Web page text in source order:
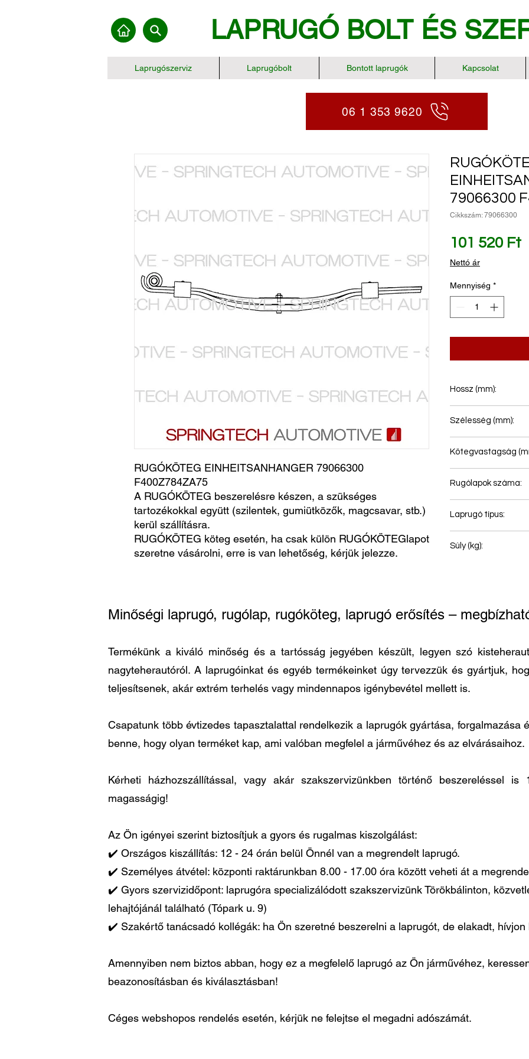
LAPRUGÓ BOLT ÉS
Laprugószerviz Laprugóbolt Bontott laprugók Kapcsolat
06 1 353 9620
RUGÓKÖTEG EINHEITSANHANGER 79066300
F400Z784ZA75
A RUGÓKÖTEG beszerelésre készen, a szükséges
tartozékokkal együtt (szilentek, gumiütközők, magcsavar, stb.)
kerül szállításra.
RUGÓKÖTEG köteg esetén, ha csak külön RUGÓKÖTEGlapot
szeretne vásárolni, erre is van lehetőség, kérjük jelezze.
79066300
Cikkszám: 79066300
101 520 FtÁr
Nettó ár
Mennyiség *
Hossz (mm):
Szélesség (mm):
Kötegvastagság
Rugólapok száma:
Laprugó típus:
Súly (kg):
Minőségi laprugó, rugólap, rugóköteg, laprugó erősítés –
Termékünk a kiváló minőség és a tartósság jegyében készült, legyen szó
nagyteherautóról. A laprugóinkat és egyéb termékeinket úgy tervezzük és gyártjuk,
teljesítsenek, akár extrém terhelés vagy mindennapos igénybevétel mellett is.
Csapatunk több évtizedes tapasztalattal rendelkezik a laprugók gyártása, forgalmazása
benne, hogy olyan terméket kap, ami valóban megfelel a járművéhez és az elvárásaihoz.
Kérheti házhozszállítással, vagy akár szakszervizünkben történő beszereléssel
magasságig!
Az Ön igényei szerint biztosítjuk a gyors és rugalmas kiszolgálást:
✔️ Országos kiszállítás: 12 - 24 órán belül Önnél van a megrendelt laprugó.
✔️ Személyes átvétel: központi raktárunkban 8.00 - 17.00 óra között veheti át a
✔️ Gyors szervizidőpont: laprugóra specializálódott szakszervizünk Törökbálinton,
lehajtójánál található (Tópark u. 9)
✔️ Szakértő tanácsadó kollégák: ha Ön szeretné beszerelni a laprugót, de elakadt,
Amennyiben nem biztos abban, hogy ez a megfelelő laprugó az Ön járművéhez,
beazonosításban és kiválasztásban!
Céges webshopos rendelés esetén, kérjük ne felejtse el megadni adószámát.